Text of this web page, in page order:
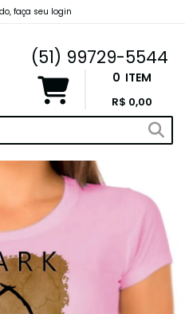
faça seu login
(51) 99729-5544
0 ITEM
R$ 0,00